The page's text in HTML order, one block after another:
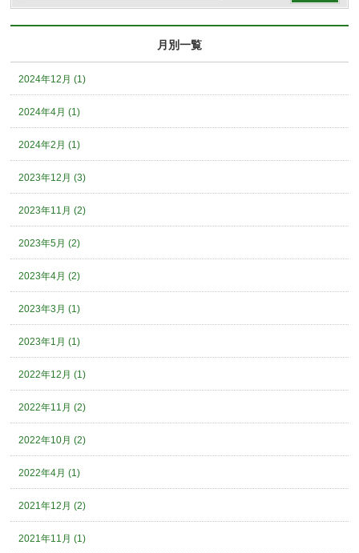
月別一覧
2024年12月 (1)
2024年4月 (1)
2024年2月 (1)
2023年12月 (3)
2023年11月 (2)
2023年5月 (2)
2023年4月 (2)
2023年3月 (1)
2023年1月 (1)
2022年12月 (1)
2022年11月 (2)
2022年10月 (2)
2022年4月 (1)
2021年12月 (2)
2021年11月 (1)